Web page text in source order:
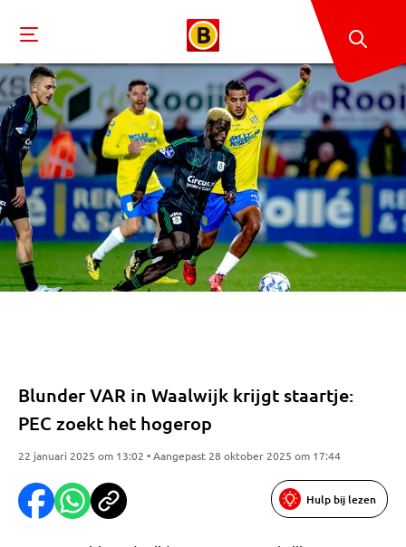
Blunder VAR in Waalwijk krijgt staartje:
PEC zoekt het hogerop
22 januari 2025 om 13:02 • Aangepast 28 oktober 2025 om 17:44
Hulp bij lezen